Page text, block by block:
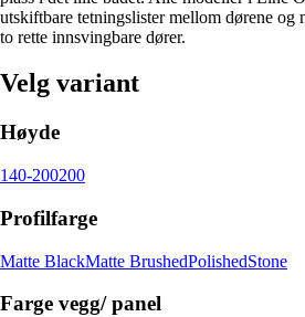
utskiftbare tetningslister mellom dørene og
to rette innsvingbare dører.
Velg variant
Høyde
140-200200
Profilfarge
Matte BlackMatte BrushedPolishedStone
Farge vegg/ panel